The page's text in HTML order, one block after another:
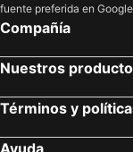
fuente preferida en
Compañía
Nuestros
Términos y
Ayuda